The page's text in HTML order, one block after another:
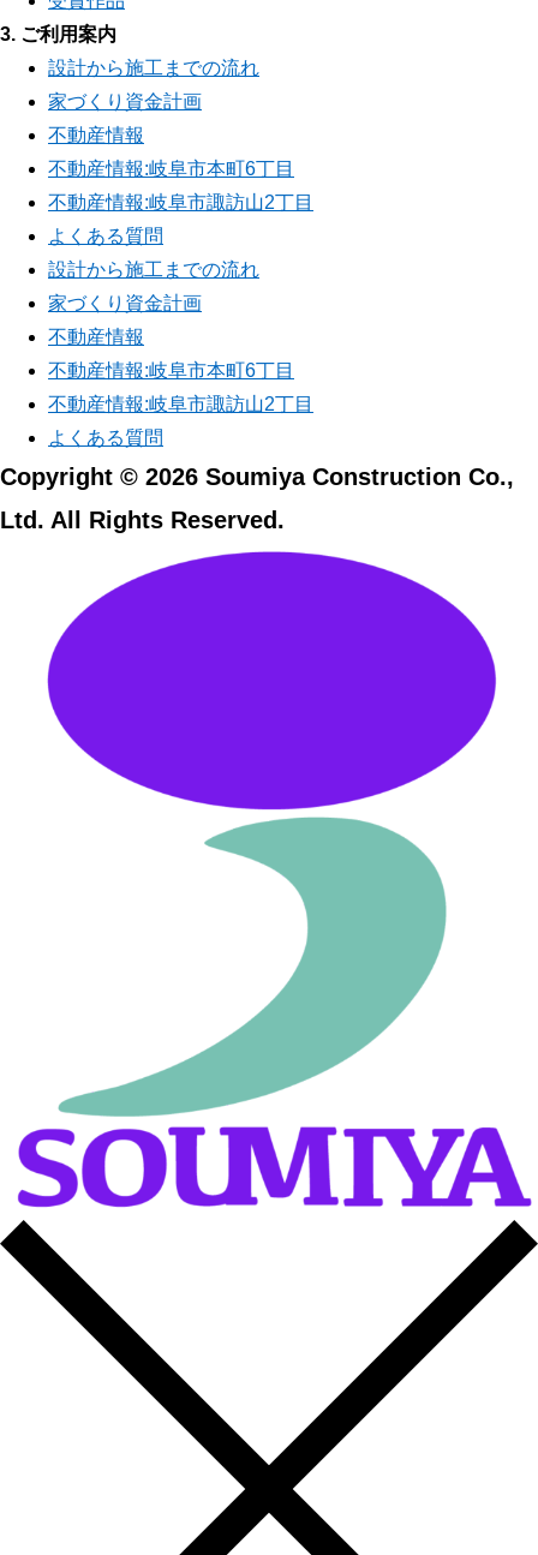
3. ご利用案内
設計から施工までの流れ
家づくり資金計画
不動産情報
不動産情報:岐阜市本町6丁目
不動産情報:岐阜市諏訪山2丁目
よくある質問
設計から施工までの流れ
家づくり資金計画
不動産情報
不動産情報:岐阜市本町6丁目
不動産情報:岐阜市諏訪山2丁目
よくある質問
Copyright © 2026 Soumiya Construction Co.,
Ltd. All Rights Reserved.